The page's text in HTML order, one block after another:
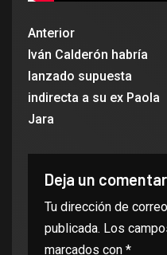
Anterior
Iván Calderón habría
lanzado supuesta
indirecta a su ex Paola
Jara
Deja un
Tu dirección de
publicada. Los
marcados con *